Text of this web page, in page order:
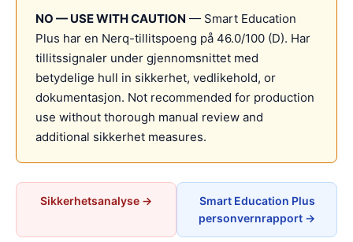
NO — USE WITH CAUTION — Smart Education
Plus har en Nerq-tillitspoeng på 46.0/100 (D). Har
tillitssignaler under gjennomsnittet med
betydelige hull in sikkerhet, vedlikehold, or
dokumentasjon. Not recommended for production
use without thorough manual review and
additional sikkerhet measures.
Sikkerhetsanalyse →
Smart Education Plus
personvernrapport →